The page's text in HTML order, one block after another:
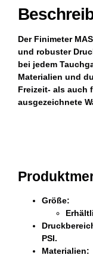
Der Finimeter
und robuster
bei jedem
Materialien und
Freizeit- als auch
ausgezeichnete
Größe:
PSI.
Materialien: